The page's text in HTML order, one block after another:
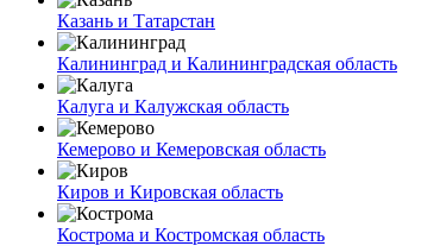
Казань и Татарстан
Калининград и Калининградская область
Калуга и Калужская область
Кемерово и Кемеровская область
Киров и Кировская область
Кострома и Костромская область